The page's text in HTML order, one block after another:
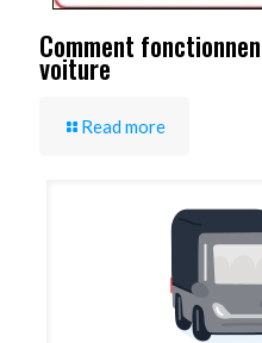
Comment
voiture
Read more